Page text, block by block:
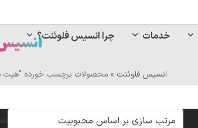
چرا انسیس فلوئنت؟ خدمات
انسیس فلوئنت » محصولات برچسب خورده